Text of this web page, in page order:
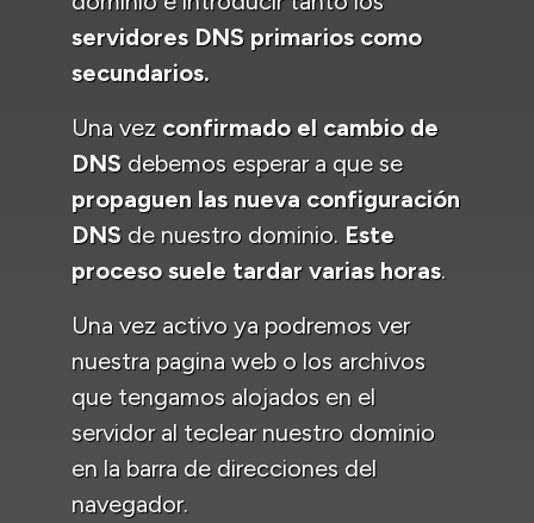
servidores DNS primarios como
secundarios.
Una vez confirmado el cambio de
DNS debemos esperar a que se
propaguen las nueva configuración
DNS de nuestro dominio. Este
proceso suele tardar varias horas.
Una vez activo ya podremos ver
nuestra pagina web o los archivos
que tengamos alojados en el
servidor al teclear nuestro dominio
en la barra de direcciones del
navegador.